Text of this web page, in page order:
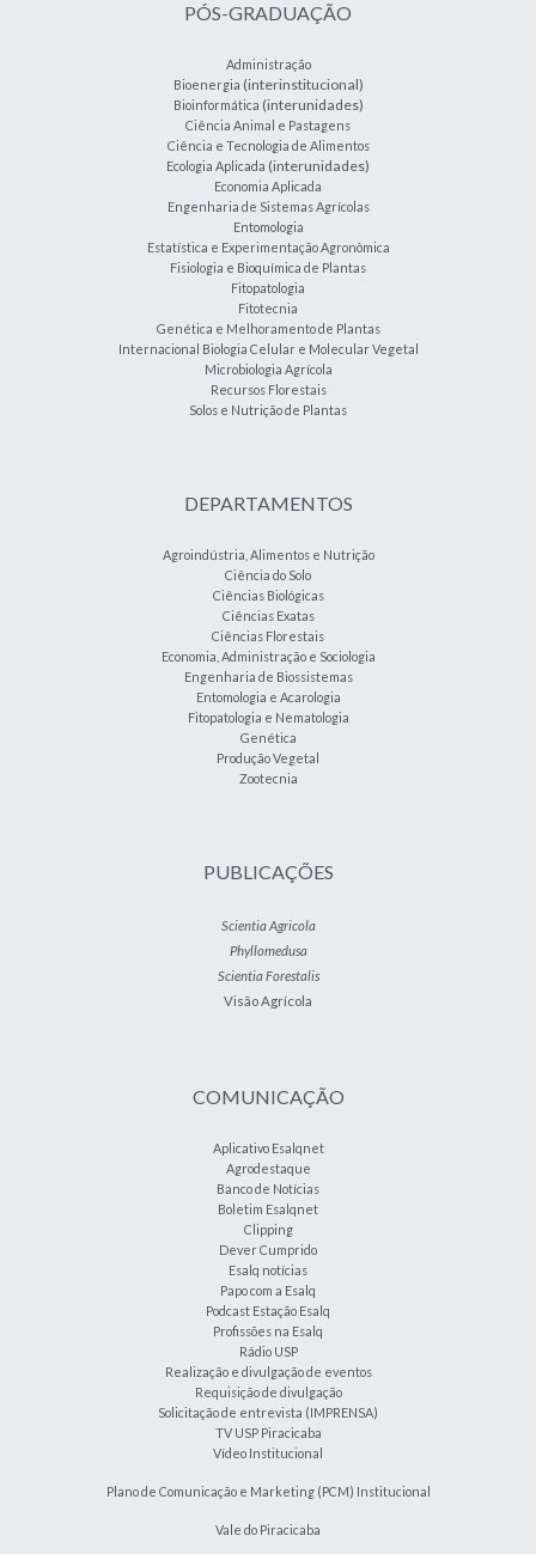
PÓS-GRADUAÇÃO
Administração
Bioenergia (interinstitucional)
Bioinformática (interunidades)
Ciência Animal e Pastagens
Ciência e Tecnologia de Alimentos
Ecologia Aplicada (interunidades)
Economia Aplicada
Engenharia de Sistemas Agrícolas
Entomologia
Estatística e Experimentação Agronômica
Fisiologia e Bioquímica de Plantas
Fitopatologia
Fitotecnia
Genética e Melhoramento de Plantas
Internacional Biologia Celular e Molecular Vegetal
Microbiologia Agrícola
Recursos Florestais
Solos e Nutrição de Plantas
DEPARTAMENTOS
Agroindústria, Alimentos e Nutrição
Ciência do Solo
Ciências Biológicas
Ciências Exatas
Ciências Florestais
Economia, Administração e Sociologia
Engenharia de Biossistemas
Entomologia e Acarologia
Fitopatologia e Nematologia
Genética
Produção Vegetal
Zootecnia
PUBLICAÇÕES
Scientia Agricola
Phyllomedusa
Scientia Forestalis
Visão Agrícola
COMUNICAÇÃO
Aplicativo Esalqnet
Agrodestaque
Banco de Notícias
Boletim Esalqnet
Clipping
Dever Cumprido
Esalq notícias
Papo com a Esalq
Podcast Estação Esalq
Profissões na Esalq
Rádio USP
Realização e divulgação de eventos
Requisição de divulgação
Solicitação de entrevista (IMPRENSA)
TV USP Piracicaba
Vídeo Institucional
Plano de Comunicação e Marketing (PCM) Institucional
Vale do Piracicaba